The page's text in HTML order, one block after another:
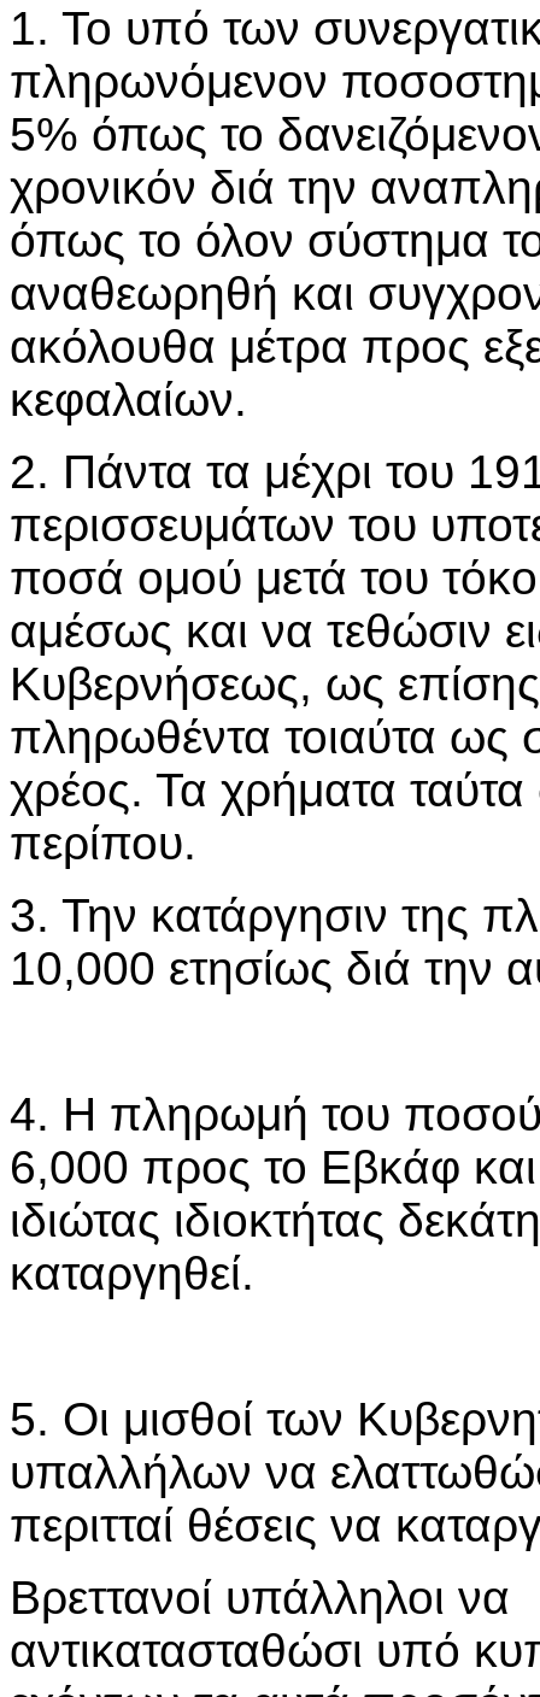
1. Το υπό των
πληρωνόμενον
5% όπως το
χρονικόν διά την
όπως το όλον σύστημα
αναθεωρηθή και
ακόλουθα μέτρα προς
κεφαλαίων.
2. Πάντα τα μέχρι του
περισσευμάτων του
ποσά ομού μετά του
αμέσως και να τεθώσιν
Κυβερνήσεως, ως
πληρωθέντα τοιαύτα ως
χρέος. Τα χρήματα
περίπου.
3. Την κατάργησιν της
10,000 ετησίως διά την
4. Η πληρωμή του
6,000 προς το Εβκάφ και
ιδιώτας ιδιοκτήτας
καταργηθεί.
5. Οι μισθοί των
υπαλλήλων να
περιτταί θέσεις να
Βρεττανοί υπάλληλοι να
αντικατασταθώσι υπό